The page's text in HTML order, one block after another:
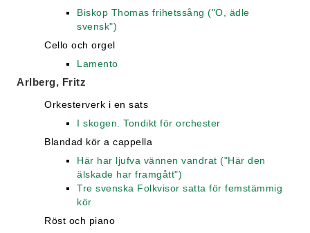
Biskop Thomas frihetssång ("O, ädle
svensk")
Cello och orgel
Lamento
Arlberg, Fritz
Orkesterverk i en sats
I skogen. Tondikt för orchester
Blandad kör a cappella
Här har ljufva vännen vandrat ("Här den
älskade har framgått")
Tre svenska Folkvisor satta för femstämmig
kör
Röst och piano